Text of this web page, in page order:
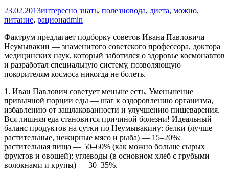
23.02.2013интересно знать, полезновода, диета, можно,
питание, рационadmin
Фактрум предлагает подборку советов Ивана Павловича
Неумывакин — знаменитого советского профессора, доктора
медицинских наук, который заботился о здоровье космонавтов
и разработал специальную систему, позволяющую
покорителям космоса никогда не болеть.
1. Иван Павлович советует меньше есть. Уменьшение
привычной порции еды — шаг к оздоровлению организма,
избавлению от зашлакованности и улучшению пищеварения.
Вся лишняя еда становится причиной болезни! Идеальный
баланс продуктов на сутки по Неумывакину: белки (лучше —
растительные, нежирные мясо и рыба) — 15–20%;
растительная пища — 50–60% (как можно больше сырых
фруктов и овощей); углеводы (в основном хлеб с грубыми
волокнами и крупы) — 30–35%.